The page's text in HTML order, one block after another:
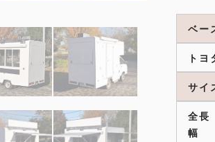
ベー
トヨ
サイ
全
幅